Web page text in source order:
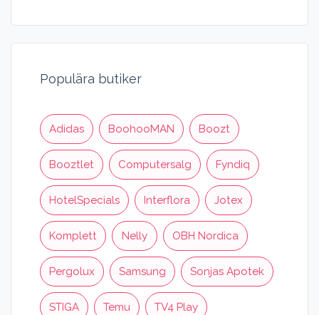
Populära butiker
Adidas BoohooMAN Boozt
Booztlet Computersalg Fyndiq
HotelSpecials Interflora Jotex
Komplett Nelly OBH Nordica
Pergolux Samsung Sonjas Apotek
STIGA Temu TV4 Play